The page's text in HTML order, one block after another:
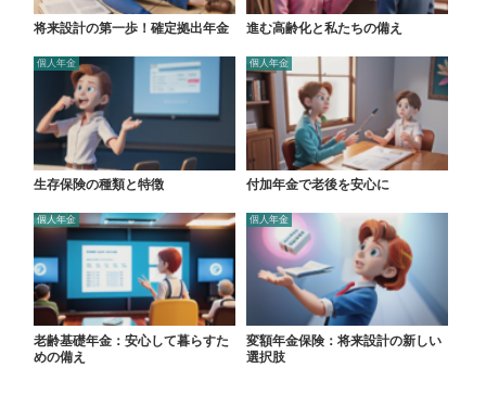
将来設計の第一歩！確定拠出年金 進む高齢化と私たちの備え
個人年金
生存保険の種類と特徴
個人年金
付加年金で老後を安心に
個人年金
老齢基礎年金：安心して暮らすた
めの備え
個人年金
変額年金保険：将来設計の新しい
選択肢